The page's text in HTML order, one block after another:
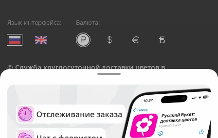
Язык интерфейса: Валюта:
©Служба круглосуточной доставки цветов в
Русский Букет, 2026
Общество с ограниченной ответственностью «Технология»
ОГРН: 1195476081745, ИНН: 5410081997
Юридический адрес: г. Новосибирск, ул. Ипподромская,
д.42, оф. 3